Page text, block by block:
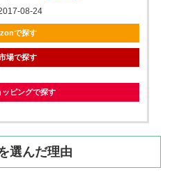
08-24
で探す
場で探す
ピングで探す
選んだ理由